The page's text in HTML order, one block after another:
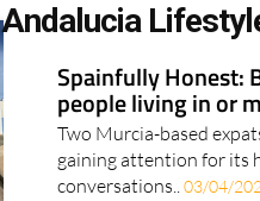
Andalucia
Spainfully Honest:
people living in or
Two Murcia-based
gaining attention for its
conversations..03/04/